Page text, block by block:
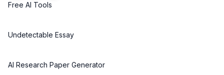
Free AI Tools
Undetectable Essay
AI Research Paper Generator